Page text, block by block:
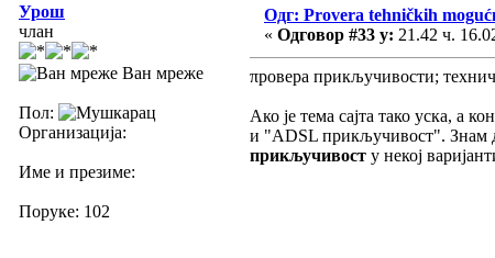
Урош
члан
Ван мреже
Пол:
Организација:
Име и презиме:
Поруке: 102
Одг: Provera tehničkih
« Одговор #33 у: 21.42 ч.
πровера прикључивости;
Ако је тема сајта тако уска, а
и "ADSL прикључивост". Знам
прикључивост у некој